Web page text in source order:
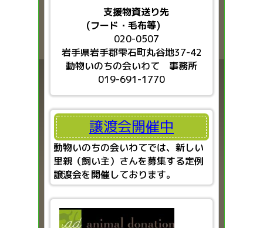
支援物資送り先
(フード・毛布等)
020-0507
岩手県岩手郡雫石町丸谷地37-42
動物いのちの会いわて 事務所
019-691-1770
譲渡会開催中
動物いのちの会いわてでは、新しい
里親（飼い主）さんを募集する定例
譲渡会を開催しております。